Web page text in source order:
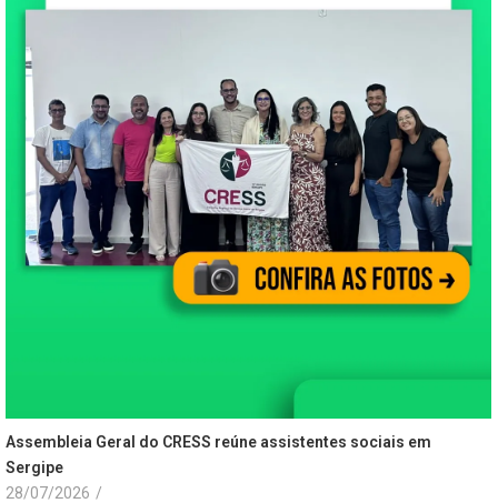
Assembleia Geral do CRESS reúne assistentes sociais em
Sergipe
28/07/2026 /